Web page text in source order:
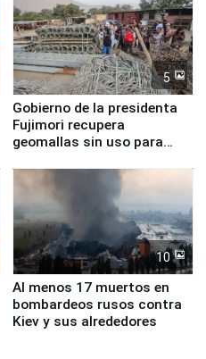
5
Gobierno de la presidenta
Fujimori recupera
geomallas sin uso para
Fenómeno El Niño
10
Al menos 17 muertos en
bombardeos rusos contra
Kiev y sus alrededores